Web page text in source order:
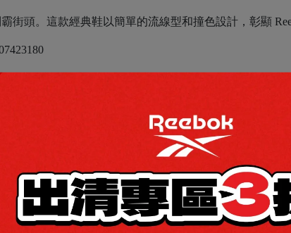
街頭。這款經典鞋以簡單的流線型和撞色設計，彰顯